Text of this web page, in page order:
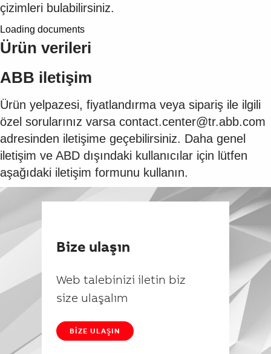
çizimleri bulabilirsiniz.
Loading documents
Ürün verileri
ABB iletişim
Ürün yelpazesi, fiyatlandırma veya sipariş ile ilgili
özel sorularınız varsa contact.center@tr.abb.com
adresinden iletişime geçebilirsiniz. Daha genel
iletişim ve ABD dışındaki kullanıcılar için lütfen
aşağıdaki iletişim formunu kullanın.
Bize ulaşın
Web talebinizi iletin biz
size ulaşalım
BIZE ULAŞIN